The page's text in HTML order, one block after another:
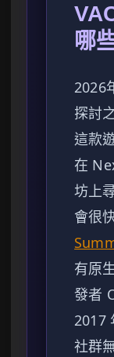
哪
2026
探討
這款
在
坊上
會很
有原
發者
2017
社群